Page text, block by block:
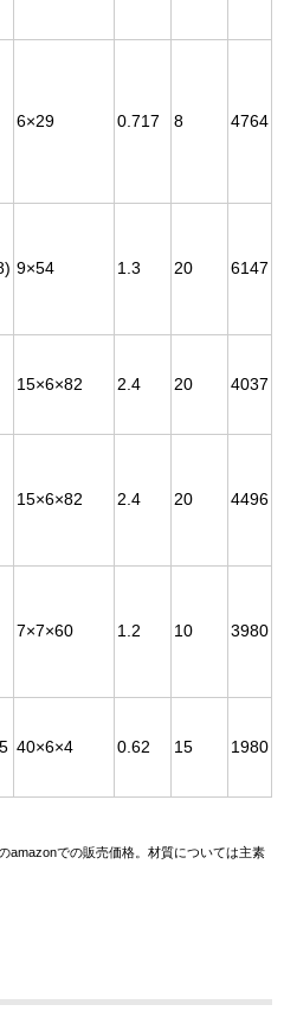
6×29 0.717 8 4764
9×54 1.3 20 6147
15×6×82 2.4 20 4037
15×6×82 2.4 20 4496
7×7×60 1.2 10 3980
40×6×4 0.62 15 1980
amazonでの販売価格。材質については主素